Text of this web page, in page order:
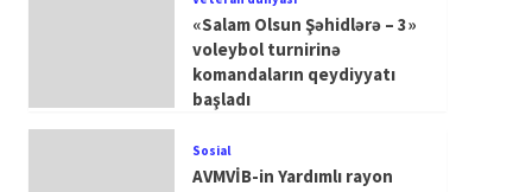
«Salam Olsun Şəhidlərə – 3»
voleybol turnirinə
komandaların qeydiyyatı
başladı
Sosial
AVMVİB-in Yardımlı rayon